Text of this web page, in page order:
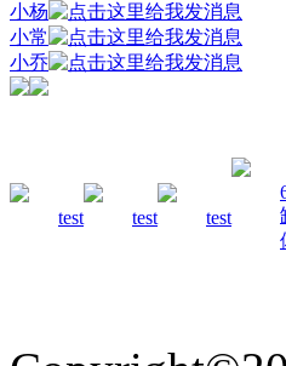
小杨
小常
小乔
test test test